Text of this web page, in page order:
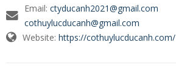
Email: ctyducanh2021@gmail.com
cothuylucducanh@gmail.com
Website: https://cothuylucducanh.com/